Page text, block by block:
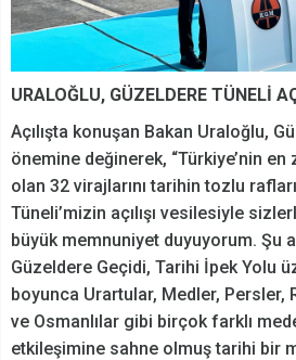
URALOĞLU, GÜZELDERE TÜNELİ
Açılışta konuşan Bakan Uraloğlu,
önemine değinerek, “Türkiye’nin
olan 32 virajlarını tarihin tozlu
Tüneli’mizin açılışı vesilesiyle
büyük memnuniyet duyuyorum. Şu
Güzeldere Geçidi, Tarihi İpek Yolu
boyunca Urartular, Medler, Persler,
ve Osmanlılar gibi birçok farklı
etkileşimine sahne olmuş tarihi bir